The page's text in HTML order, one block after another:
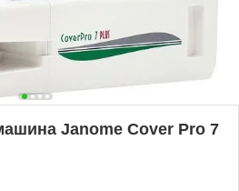
Janome Cover Pro 7